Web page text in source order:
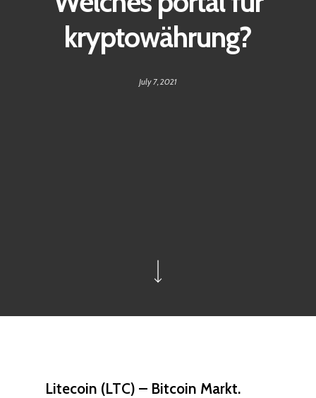
kryptowährung?
July 7, 2021
Litecoin (LTC) – Bitcoin Markt.